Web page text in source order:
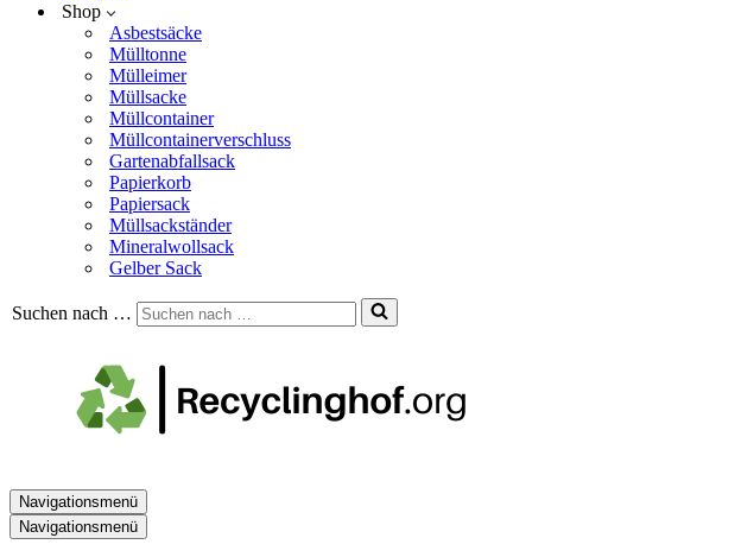
Shop
Asbestsäcke
Mülltonne
Mülleimer
Müllsacke
Müllcontainer
Müllcontainerverschluss
Gartenabfallsack
Papierkorb
Papiersack
Müllsackständer
Mineralwollsack
Gelber Sack
Suchen nach …
Navigationsmenü
Navigationsmenü